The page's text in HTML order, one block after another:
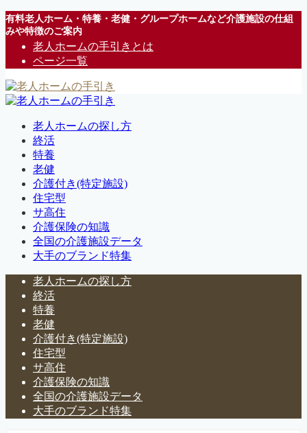
有料老人ホーム・特養・老健・グループホームなど介護施設の仕組
みや特徴のご案内
老人ホームの手引きとは
ページ一覧
老人ホームの探し方
終活
特養
老健
介護付き(特定施設)
住宅型
サ高住
介護保険の知識
全国の介護施設データ
大手のブランド特集
老人ホームの探し方
終活
特養
老健
介護付き(特定施設)
住宅型
サ高住
介護保険の知識
全国の介護施設データ
大手のブランド特集